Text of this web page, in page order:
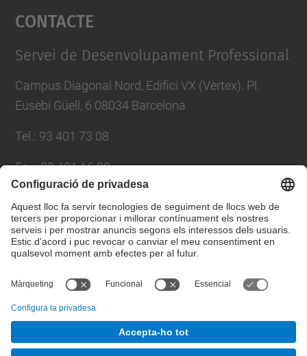
powered by
Contacte
Servei de Desenvolupament Professional
Campus Diagonal Nord, Edifici VX (Vèrtex). Pl.
Eusebi Güell, 6 08034 Barcelona
Tel. : 93 401 73 08
Fax:93 401 16 22
Directori UPC
Formulari de contacte
Servei de Desenvolupament Professional. SDP.